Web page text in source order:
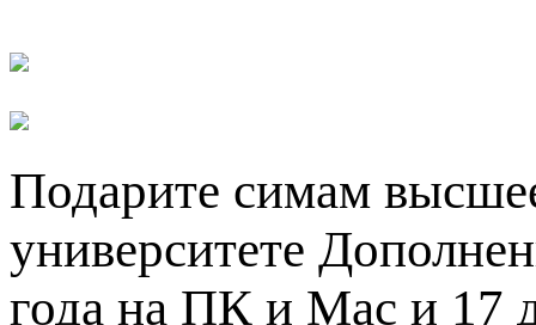
Подарите симам
университете
года на ПК и Mac и 17